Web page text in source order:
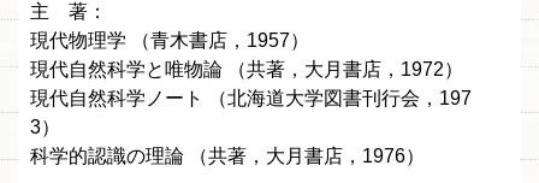
主 著：
現代物理学 （青木書店，1957）
現代自然科学と唯物論 （共著，大月書店，1972）
現代自然科学ノート （北海道大学図書刊行会，197
3）
科学的認識の理論 （共著，大月書店，1976）